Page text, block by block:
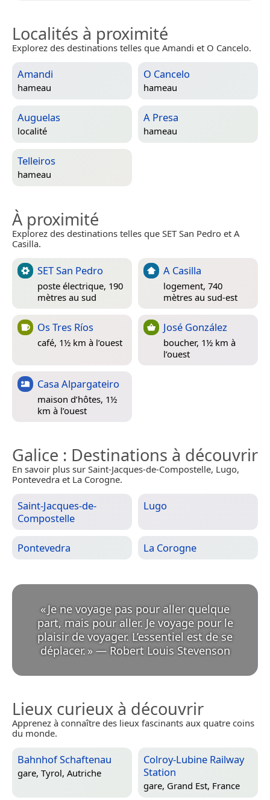
Localités à proximité
Explorez des destinations telles que Amandi et O Cancelo.
Amandi
hameau
O Cancelo
hameau
Auguelas
localité
A Presa
hameau
Telleiros
hameau
À proximité
Explorez des destinations telles que SET San Pedro et A
Casilla.
SET San Pedro
poste électrique, 190
mètres au sud
A Casilla
logement, 740
mètres au sud-est
Os Tres Ríos
café, 1½ km à l’ouest
José González
boucher, 1½ km à
l’ouest
Casa Alpargateiro
maison d’hôtes, 1½
km à l’ouest
Galice : Destinations à découvrir
En savoir plus sur Saint-Jacques-de-Compostelle, Lugo,
Pontevedra et La Corogne.
Saint-Jacques-de-
Compostelle
Lugo
Pontevedra La Corogne
«Je ne voyage pas pour aller quelque
part, mais pour aller. Je voyage pour le
plaisir de voyager. L’essentiel est de se
déplacer. » — Robert Louis Stevenson
Lieux curieux à découvrir
Apprenez à connaître des lieux fascinants aux quatre coins
du monde.
Bahnhof Schaftenau
gare, Tyrol, Autriche
Colroy-Lubine Railway
Station
gare, Grand Est, France